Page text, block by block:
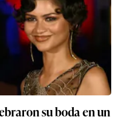
su boda en un